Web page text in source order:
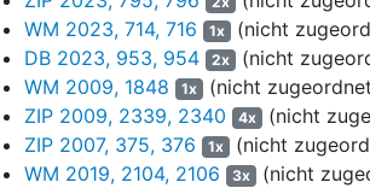
34.944 Mio., woraus sie dann eine Abfindung
188,24 errechneten. Dabei gingen sie von
bis 2022 umfassenden Detailplanungsphase
Ergebnis (vor Steuern) von € 4.531 Mio., €
4.040.Mio., € 4.365 Mio. und € 4.616 Mio.
Detailplanungsphase schloss sich die Ewige
unter Ansatz einer Wachstumsrate von 1%
WM 2023, 714, 716
1x (nicht
DB 2023, 953, 954
2x (nicht
WM 2009, 1848
1x (nicht
ZIP 2009, 2339, 2340
4x (nicht
ZIP 2007, 375, 376
1x (nicht
WM 2019, 2104, 2106
3x (nicht